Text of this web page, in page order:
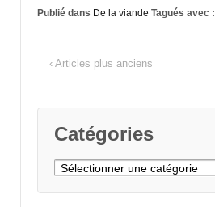
Publié dans De la viande Tagués avec :
‹ Articles plus anciens
Catégories
Catégories